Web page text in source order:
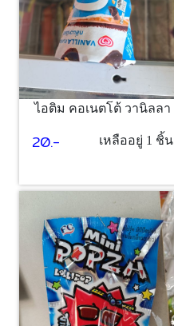
ไอติม คอเนตโต้ วานิลลา
20.- เหลืออยู่ 1 ชิ้น